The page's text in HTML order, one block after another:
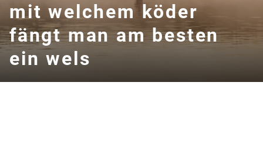
mit welchem köder
fängt man am besten
ein wels